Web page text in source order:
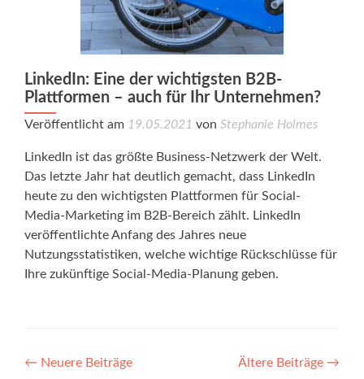
LinkedIn: Eine der wichtigsten B2B-
Plattformen – auch für Ihr Unternehmen?
Veröffentlicht am 19.05.2021 von Stephanie Holmes
LinkedIn ist das größte Business-Netzwerk der Welt.
Das letzte Jahr hat deutlich gemacht, dass LinkedIn
heute zu den wichtigsten Plattformen für Social-
Media-Marketing im B2B-Bereich zählt. LinkedIn
veröffentlichte Anfang des Jahres neue
Nutzungsstatistiken, welche wichtige Rückschlüsse für
Ihre zukünftige Social-Media-Planung geben.
Posts
Ältere Beiträge →
← Neuere Beiträge